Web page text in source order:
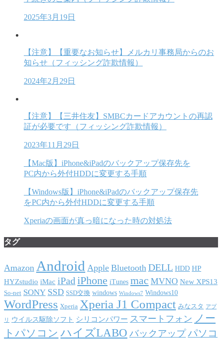
2025年3月19日
【注意】【重要なお知らせ】メルカリ事務局からのお
知らせ（フィッシング詐欺情報）
2024年2月29日
【注意】【三井住友】SMBCカードアカウントの再認
証が必要です（フィッシング詐欺情報）
2023年11月29日
【Mac版】iPhone&iPadのバックアップ保存先を
PC内から外付HDDに変更する手順
【Windows版】iPhone&iPadのバックアップ保存先
をPC内から外付HDDに変更する手順
Xperiaの画面が真っ暗になった時の対処法
タグ
Amazon Android Apple Bluetooth DELL HDD HP
HYZstudio iMac iPad iPhone iTunes mac MVNO New XPS13
So-net SONY SSD SSD交換 windows Windows7 Windows10
WordPress Xperia Xperia J1 Compact みなスタ アプ
リ ウイルス駆除ソフト シリコンパワー スマートフォン ノー
トパソコン ハイズLABO バックアップパソコ